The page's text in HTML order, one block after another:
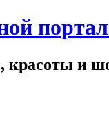
красоты и